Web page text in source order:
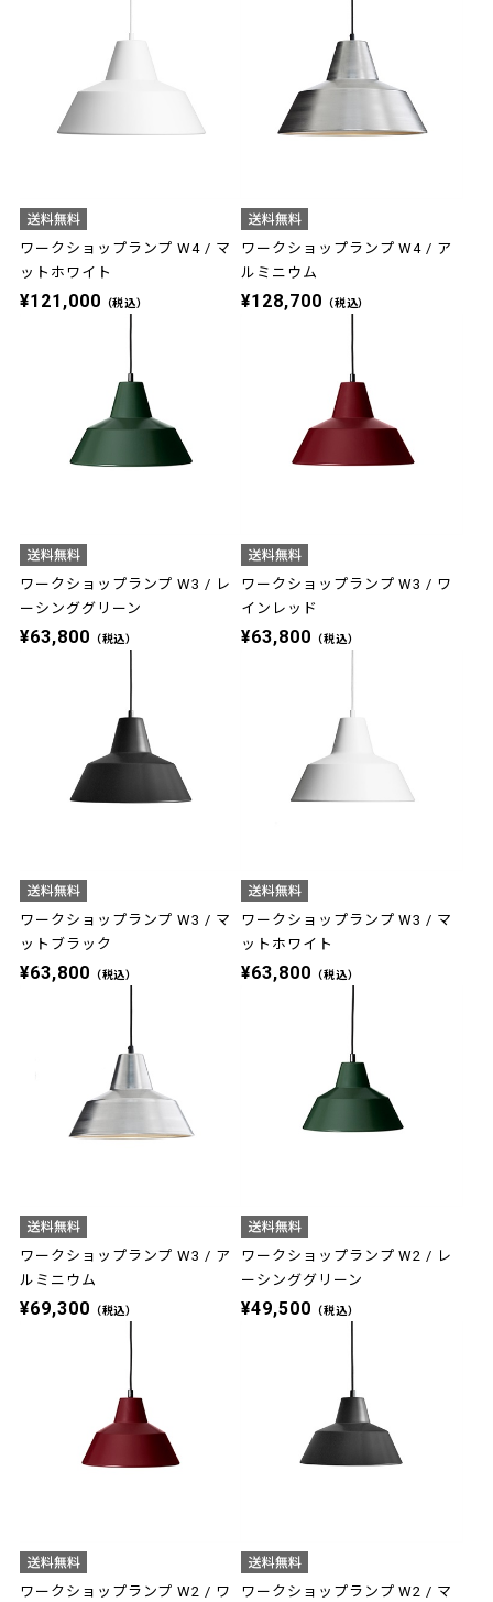
ワークショップランプ W4 / マ
ットホワイト
¥121,000 （税込）
ワークショップランプ W4 / ア
ルミニウム
¥128,700 （税込）
ワークショップランプ W3 / レ
ーシンググリーン
¥63,800 （税込）
ワークショップランプ W3 / ワ
インレッド
¥63,800 （税込）
ワークショップランプ W3 / マ
ットブラック
¥63,800 （税込）
ワークショップランプ W3 / マ
ットホワイト
¥63,800 （税込）
ワークショップランプ W3 / ア
ルミニウム
¥69,300 （税込）
ワークショップランプ W2 / レ
ーシンググリーン
¥49,500 （税込）
ワークショップランプ W2 / ワ
ワークショップランプ W2 / マ